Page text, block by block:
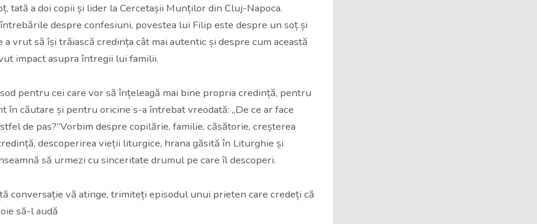
tată a doi copii și lider la Cercetașii Munților din Cluj-Napoca.
despre confesiuni, povestea lui Filip este despre un soț și
a vrut să își trăiască credința cât mai autentic și despre cum această
impact asupra întregii lui familii.
pentru cei care vor să înțeleagă mai bine propria credință, pentru
în căutare și pentru oricine s-a întrebat vreodată: „De ce ar face
de pas?”Vorbim despre copilărie, familie, căsătorie, creșterea
descoperirea vieții liturgice, hrana găsită în Liturghie și
să urmezi cu sinceritate drumul pe care îl descoperi.
conversație vă atinge, trimiteți episodul unui prieten care credeți că
să-l audă